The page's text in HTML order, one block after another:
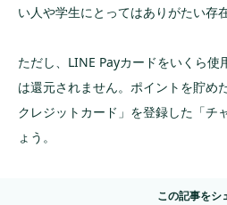
い人や学生にとってはありがたい存
ただし、LINE Payカードをいくら使
は還元されません。ポイントを貯め
クレジットカード」を登録した「チ
ょう。
この記事をシ